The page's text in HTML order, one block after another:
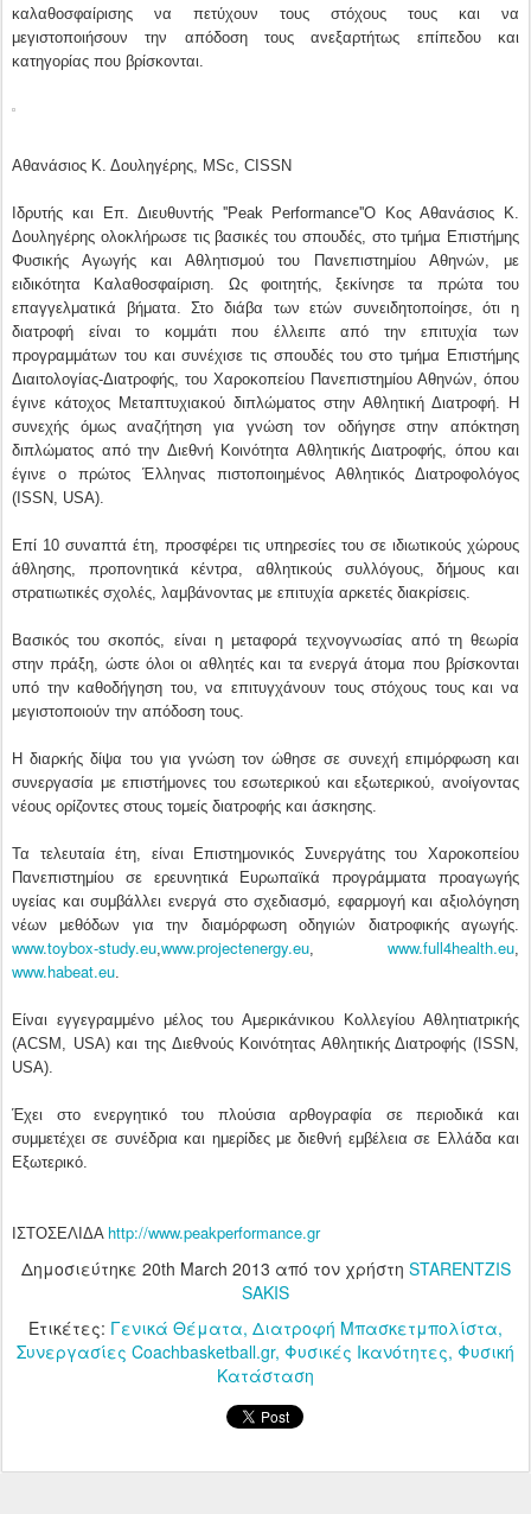
καλαθοσφαίρισης να πετύχουν τους στόχους τους και να
μεγιστοποιήσουν την απόδοση τους ανεξαρτήτως επίπεδου και
κατηγορίας που βρίσκονται.
Αθανάσιος Κ. Δουληγέρης, MSc, CISSN
Ιδρυτής και Επ. Διευθυντής ''Peak Performance''Ο Κος Αθανάσιος Κ.
Δουληγέρης ολοκλήρωσε τις βασικές του σπουδές, στο τμήμα Επιστήμης
Φυσικής Αγωγής και Αθλητισμού του Πανεπιστημίου Αθηνών, με
ειδικότητα Καλαθοσφαίριση. Ως φοιτητής, ξεκίνησε τα πρώτα του
επαγγελματικά βήματα. Στο διάβα των ετών συνειδητοποίησε, ότι η
διατροφή είναι το κομμάτι που έλλειπε από την επιτυχία των
προγραμμάτων του και συνέχισε τις σπουδές του στο τμήμα Επιστήμης
Διαιτολογίας-Διατροφής, του Χαροκοπείου Πανεπιστημίου Αθηνών, όπου
έγινε κάτοχος Μεταπτυχιακού διπλώματος στην Αθλητική Διατροφή. Η
συνεχής όμως αναζήτηση για γνώση τον οδήγησε στην απόκτηση
διπλώματος από την Διεθνή Κοινότητα Αθλητικής Διατροφής, όπου και
έγινε ο πρώτος Έλληνας πιστοποιημένος Αθλητικός Διατροφολόγος
(ISSN, USA).
Επί 10 συναπτά έτη, προσφέρει τις υπηρεσίες του σε ιδιωτικούς χώρους
άθλησης, προπονητικά κέντρα, αθλητικούς συλλόγους, δήμους και
στρατιωτικές σχολές, λαμβάνοντας με επιτυχία αρκετές διακρίσεις.
Βασικός του σκοπός, είναι η μεταφορά τεχνογνωσίας από τη θεωρία
στην πράξη, ώστε όλοι οι αθλητές και τα ενεργά άτομα που βρίσκονται
υπό την καθοδήγηση του, να επιτυγχάνουν τους στόχους τους και να
μεγιστοποιούν την απόδοση τους.
Η διαρκής δίψα του για γνώση τον ώθησε σε συνεχή επιμόρφωση και
συνεργασία με επιστήμονες του εσωτερικού και εξωτερικού, ανοίγοντας
νέους ορίζοντες στους τομείς διατροφής και άσκησης.
Τα τελευταία έτη, είναι Επιστημονικός Συνεργάτης του Χαροκοπείου
Πανεπιστημίου σε ερευνητικά Ευρωπαϊκά προγράμματα προαγωγής
υγείας και συμβάλλει ενεργά στο σχεδιασμό, εφαρμογή και αξιολόγηση
νέων μεθόδων για την διαμόρφωση οδηγιών διατροφικής αγωγής.
www.toybox-study.eu,www.projectenergy.eu, www.full4health.eu,
www.habeat.eu.
Είναι εγγεγραμμένο μέλος του Αμερικάνικου Κολλεγίου Αθλητιατρικής
(ACSM, USA) και της Διεθνούς Κοινότητας Αθλητικής Διατροφής (ISSN,
USA).
Έχει στο ενεργητικό του πλούσια αρθογραφία σε περιοδικά και
συμμετέχει σε συνέδρια και ημερίδες με διεθνή εμβέλεια σε Ελλάδα και
Εξωτερικό.
ΙΣΤΟΣΕΛΙΔΑ http://www.peakperformance.gr
Δημοσιεύτηκε 20th March 2013 από τον χρήστη STARENTZIS
SAKIS
Ετικέτες: Γενικά Θέματα Διατροφή Μπασκετμπολίστα
Συνεργασίες Coachbasketball.gr Φυσικές Ικανότητες Φυσική
Κατάσταση